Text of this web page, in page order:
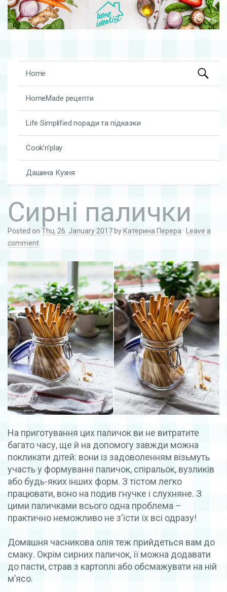
Skip to content
Home
HomeMade рецепти
Life Simplified поради та підказки
Cook’n’play
Дашина Кухня
Search
for:
Сирні палички
Posted on Thu, 26. January 2017 by Катерина Перера ·
Leave a
comment
На приготування цих паличок ви не витратите
багато часу, ще й на допомогу завжди можна
покликати дітей: вони із задоволенням візьмуть
участь у формуванні паличок, спіральок, вузликів
або будь-яких інших форм. З тістом легко
працювати, воно на подив гнучке і слухняне. З
цими паличками всього одна проблема –
практично неможливо не з’їсти їх всі одразу!
Домашня часникова олія теж прийдеться вам до
смаку. Окрім сирних паличок, їїможна додавати
до пасти, страв з картоплі або обсмажувати на ній
м’ясо.